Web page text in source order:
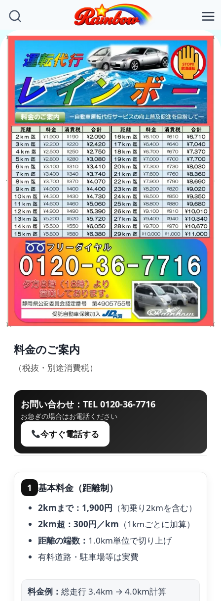
を
ス
料金のご案内
（税抜・別途消費税）
お問い合わせ：TEL 0120-36-7716
お急ぎの場合はお電話ください
今すぐ電話する
1 基本料金（距離制）
2kmまで：1,900円 （初乗り2kmを含む）
2km超：300円／km （1kmごとに加算）
距離の端数： 1.0km単位で切り上げ
有料道路・駐車場等は実費
料金例： 総走行 3.4km → 4.0km計算